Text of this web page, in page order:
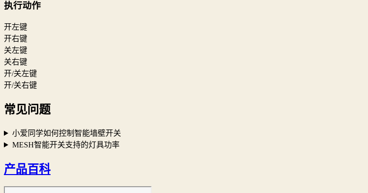
执行动作
开左键
开右键
关左键
关右键
开/关左键
开/关右键
常见问题
小爱同学如何控制智能墙壁开关
MESH智能开关支持的灯具功率
产品百科